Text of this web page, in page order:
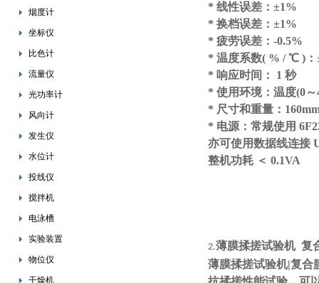
烟度计
坐标仪
比色计
流量仪
光功率计
风向计
发生仪
水位计
投线仪
搅拌机
电泳槽
实验装置
物位仪
干燥机
* 线性误差：±1%
* 换档误差：±1%
* 疲劳误差：-0.5%
* 温度系数( % / ℃ )：
* 响应时间： 1 秒
* 使用环境：温度(0
* 尺寸和重量：
* 电源：常规使用
亦可使用数据线连接
整机功耗 ＜ 0.1VA
2.薄膜揉搓试验机 复
薄膜揉搓试验机|复合